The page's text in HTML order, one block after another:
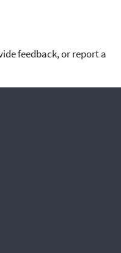
feedback, or report a